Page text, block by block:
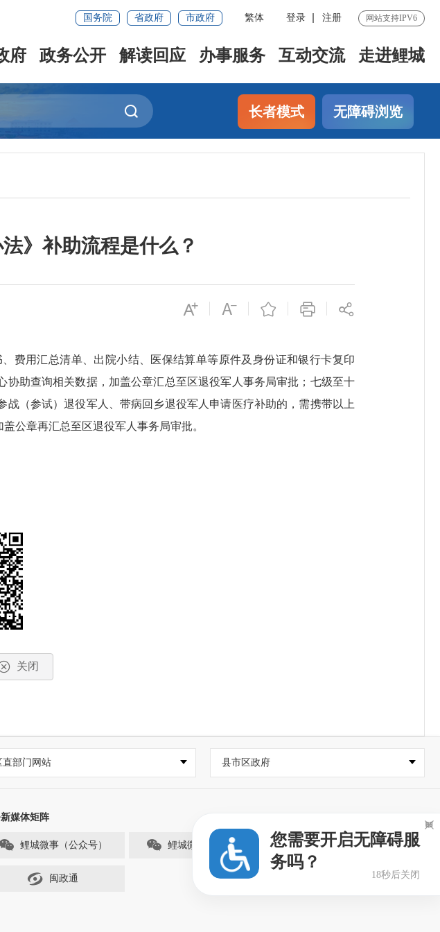
国务院 省政府 市政府 繁体 登录 注册 网站支持IPV6
府 政务公开 解读回应 办事服务 互动交流 走进鲤城
长者模式 无障碍浏览
》补助流程是什么？
用汇总清单、出院小结、医保结算单等原件及身份证和银行卡复印
助查询相关数据，加盖公章汇总至区退役军人事务局审批；七级至十
（参试）退役军人、带病回乡退役军人申请医疗补助的，需携带以上
公章再汇总至区退役军人事务局审批。
关闭
直部门网站 县市区政府
媒体矩阵
鲤城微事（公众号） 鲤城微事（视频号）
闽政通
您需要开启无障碍服
务吗？
18秒后关闭
